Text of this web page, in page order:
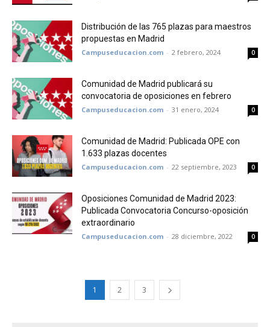
Distribución de las 765 plazas para maestros
propuestas en Madrid
Campuseducacion.com - 2 febrero, 2024 0
Comunidad de Madrid publicará su
convocatoria de oposiciones en febrero
Campuseducacion.com - 31 enero, 2024 0
Comunidad de Madrid: Publicada OPE con
1.633 plazas docentes
Campuseducacion.com - 22 septiembre, 2023 0
Oposiciones Comunidad de Madrid 2023:
Publicada Convocatoria Concurso-oposición
extraordinario
Campuseducacion.com - 28 diciembre, 2022 0
1 2 3